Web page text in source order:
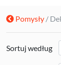
Pomysły /
Sortuj według